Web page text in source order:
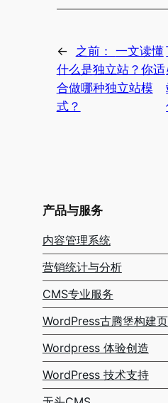
← 之前： 一文读懂
什么是独立站？你适
合做哪种独立站模
式？
产品与服务
内容管理系统
营销统计与分析
CMS专业服务
WordPress古腾堡构建
Wordpress 体验创造
WordPress 技术支持